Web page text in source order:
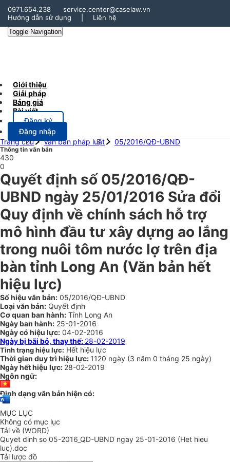
0971.654.238
service.center@caselaw.vn
Hướng dẫn sử dụng
Liên hệ
Toggle Navigation
Giới thiệu
Giải pháp
Bảng giá
Bài viết
Đăng ký
Đăng nhập
Trang chủ
Văn bản pháp luật 05/2016/QĐ-UBND
Thông tin văn bản
430
0
Quyết định số 05/2016/QĐ-
UBND ngày 25/01/2016 Sửa đổi
Quy định về chính sách hỗ trợ
mô hình đầu tư xây dựng ao lắng
trong nuôi tôm nước lợ trên địa
bàn tỉnh Long An (Văn bản hết
hiệu lực)
Số hiệu văn bản: 05/2016/QĐ-UBND
Loại văn bản: Quyết định
Cơ quan ban hành: Tỉnh Long An
Ngày ban hành: 25-01-2016
Ngày có hiệu lực: 04-02-2016
Ngày bị bãi bỏ, thay thế: 28-02-2019
Tình trạng hiệu lực: Hết hiệu lực
Thời gian duy trì hiệu lực: 1120 ngày (3 năm 0 tháng 25 ngày)
Ngày hết hiệu lực: 28-02-2019
Ngôn ngữ:
Định dạng văn bản hiện có:
MỤC LỤC
Không có mục lục
Tải về (WORD)
Quyet dinh so 05-2016_QD-UBND ngay 25-01-2016 (Het hieu
luc).doc
Tải lược đồ